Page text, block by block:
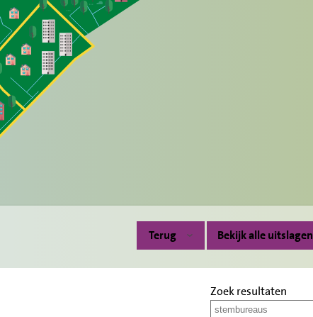
Terug Bekijk alle uitslagen
Zoek resultaten